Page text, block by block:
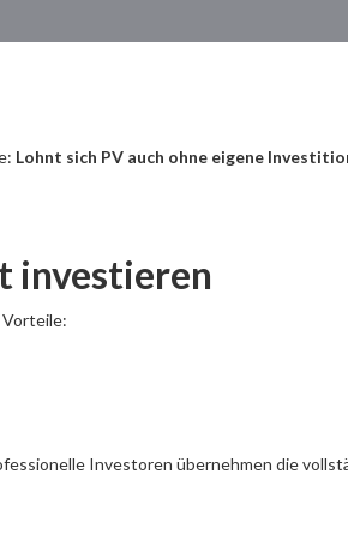
Lohnt sich PV auch ohne eigene
investieren
Investoren übernehmen die